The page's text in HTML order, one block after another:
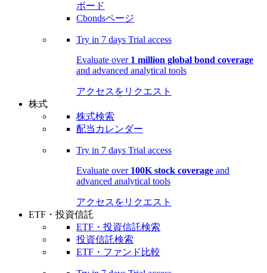
ボード
Cbondsページ
Try in 7 days Trial access
Evaluate over 1 million global bond coverage
and advanced analytical tools
アクセスをリクエスト
株式
株式検索
配当カレンダー
Try in 7 days Trial access
Evaluate over 100K stock coverage and
advanced analytical tools
アクセスをリクエスト
ETF・投資信託
ETF・投資信託検索
投資信託検索
ETF・ファンド比較